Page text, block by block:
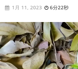
1月 11, 2023 6分22秒